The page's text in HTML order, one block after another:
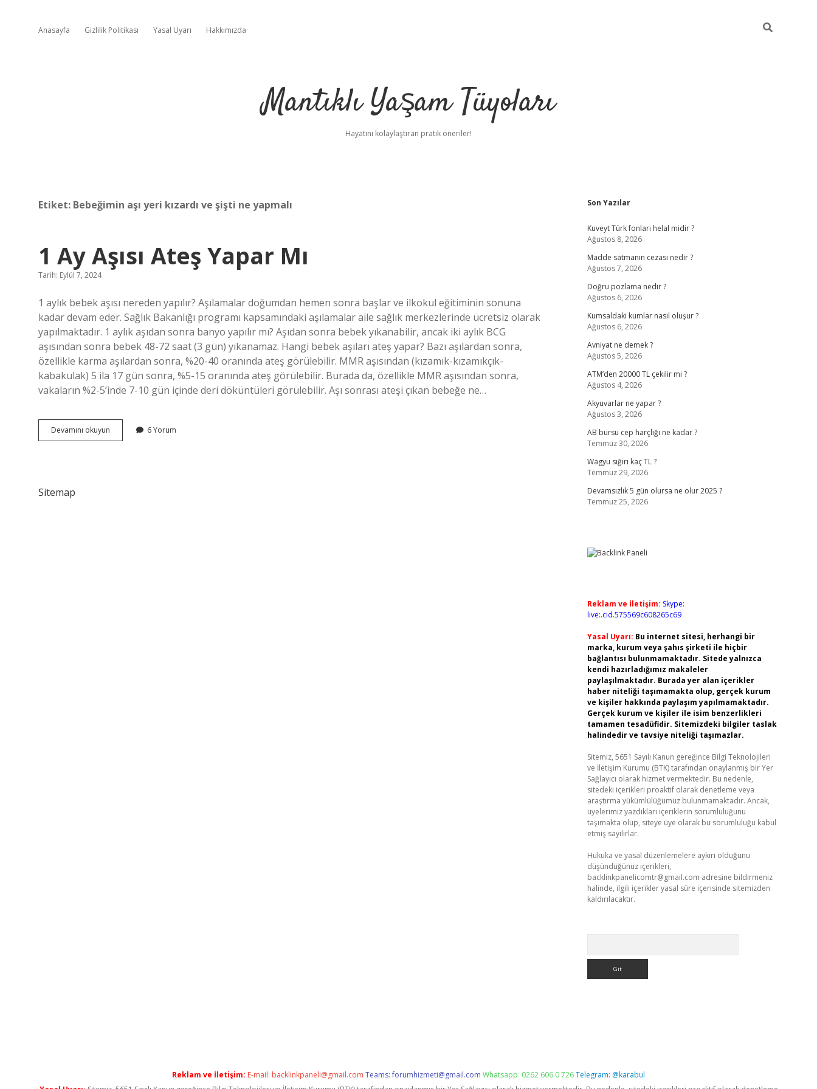
Anasayfa Gizlilik Politikası Yasal Uyarı Hakkımızda
Mantıklı Yaşam Tüyoları
Hayatını kolaylaştıran pratik öneriler!
Etiket: Bebeğimin aşı yeri kızardı ve şişti ne yapmalı
1 Ay Aşısı Ateş Yapar Mı
Tarih: Eylül 7, 2024
1 aylık bebek aşısı nereden yapılır? Aşılamalar doğumdan hemen sonra başlar ve ilkokul eğitiminin sonuna
kadar devam eder. Sağlık Bakanlığı programı kapsamındaki aşılamalar aile sağlık merkezlerinde ücretsiz olarak
yapılmaktadır. 1 aylık aşıdan sonra banyo yapılır mı? Aşıdan sonra bebek yıkanabilir, ancak iki aylık BCG
aşısından sonra bebek 48-72 saat (3 gün) yıkanamaz. Hangi bebek aşıları ateş yapar? Bazı aşılardan sonra,
özellikle karma aşılardan sonra, %20-40 oranında ateş görülebilir. MMR aşısından (kızamık-kızamıkçık-
kabakulak) 5 ila 17 gün sonra, %5-15 oranında ateş görülebilir. Burada da, özellikle MMR aşısından sonra,
vakaların %2-5’inde 7-10 gün içinde deri döküntüleri görülebilir. Aşı sonrası ateşi çıkan bebeğe ne…
Devamını okuyun
Ay
6 Yorum
Sitemap
Sidebar
Son Yazılar
Kuveyt Türk fonları helal midir ?
Ağustos 8, 2026
Madde satmanın cezası nedir ?
Ağustos 7, 2026
Doğru pozlama nedir ?
Ağustos 6, 2026
Kumsaldaki kumlar nasıl oluşur ?
Ağustos 6, 2026
Avniyat ne demek ?
Ağustos 5, 2026
ATM’den 20000 TL çekilir mi ?
Ağustos 4, 2026
Akyuvarlar ne yapar ?
Ağustos 3, 2026
AB bursu cep harçlığı ne kadar ?
Temmuz 30, 2026
Wagyu sığırı kaç TL ?
Temmuz 29, 2026
Devamsızlık 5 gün olursa ne olur 2025 ?
Temmuz 25, 2026
Reklam ve İletişim: Skype:
live:.cid.575569c608265c69
Yasal Uyarı: Bu internet sitesi, herhangi bir
marka, kurum veya şahıs şirketi ile hiçbir
bağlantısı bulunmamaktadır. Sitede yalnızca
kendi hazırladığımız makaleler
paylaşılmaktadır. Burada yer alan içerikler
haber niteliği taşımamakta olup, gerçek kurum
ve kişiler hakkında paylaşım yapılmamaktadır.
Gerçek kurum ve kişiler ile isim benzerlikleri
tamamen tesadüfidir. Sitemizdeki bilgiler taslak
halindedir ve tavsiye niteliği taşımazlar.
Sitemiz, 5651 Sayılı Kanun gereğince Bilgi Teknolojileri
ve İletişim Kurumu (BTK) tarafından onaylanmış bir Yer
Sağlayıcı olarak hizmet vermektedir. Bu nedenle,
sitedeki içerikleri proaktif olarak denetleme veya
araştırma yükümlülüğümüz bulunmamaktadır. Ancak,
üyelerimiz yazdıkları içeriklerin sorumluluğunu
taşımakta olup, siteye üye olarak bu sorumluluğu kabul
etmiş sayılırlar.
Hukuka ve yasal düzenlemelere aykırı olduğunu
düşündüğünüz içerikleri,
backlinkpanelicomtr@gmail.com adresine bildirmeniz
halinde, ilgili içerikler yasal süre içerisinde sitemizden
kaldırılacaktır.
Reklam ve İletişim: E-mail: backlinkpaneli@gmail.com Teams:forumhizmeti@gmail.com Whatsapp: 0262 606 0 726Telegram: @karabul